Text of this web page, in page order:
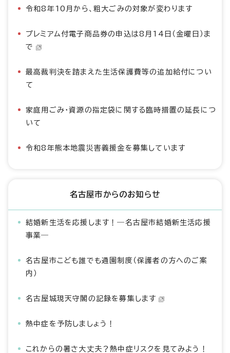
令和8年10月から、粗大ごみの対象が変わります
プレミアム付電子商品券の申込は8月14日（金曜日）ま
で
最高裁判決を踏まえた生活保護費等の追加給付につい
て
家庭用ごみ・資源の指定袋に関する臨時措置の延長につ
いて
令和8年熊本地震災害義援金を募集しています
名古屋市からのお知らせ
結婚新生活を応援します！―名古屋市結婚新生活応援
事業―
名古屋市こども誰でも通園制度（保護者の方へのご案
内）
名古屋城現天守閣の記録を募集します
熱中症を予防しましょう！
これからの暑さ大丈夫？熱中症リスクを見てみよう！